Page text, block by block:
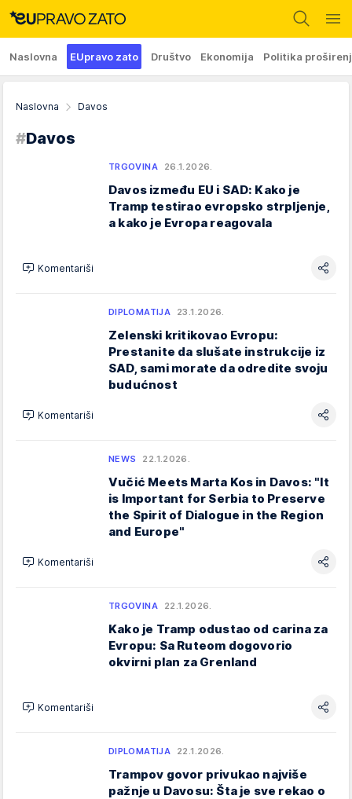
Naslovna EUpravo zato Društvo Ekonomija Politika
Naslovna Davos
#Davos
TRGOVINA 26.1.2026.
Davos između EU i SAD: Kako je
Tramp testirao evropsko strpljenje,
a kako je Evropa reagovala
Komentariši
DIPLOMATIJA 23.1.2026.
Zelenski kritikovao Evropu:
Prestanite da slušate instrukcije iz
SAD, sami morate da odredite svoju
budućnost
Komentariši
NEWS 22.1.2026.
Vučić Meets Marta Kos in Davos: "It
is Important for Serbia to Preserve
the Spirit of Dialogue in the Region
and Europe"
Komentariši
TRGOVINA 22.1.2026.
Kako je Tramp odustao od carina za
Evropu: Sa Ruteom dogovorio
okvirni plan za Grenland
Komentariši
DIPLOMATIJA 22.1.2026.
Trampov govor privukao najviše
pažnje u Davosu: Šta je sve rekao o